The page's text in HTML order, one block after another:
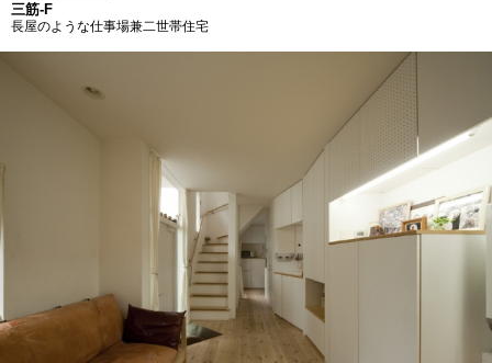
三筋-F
長屋のような仕事場兼二世帯住宅